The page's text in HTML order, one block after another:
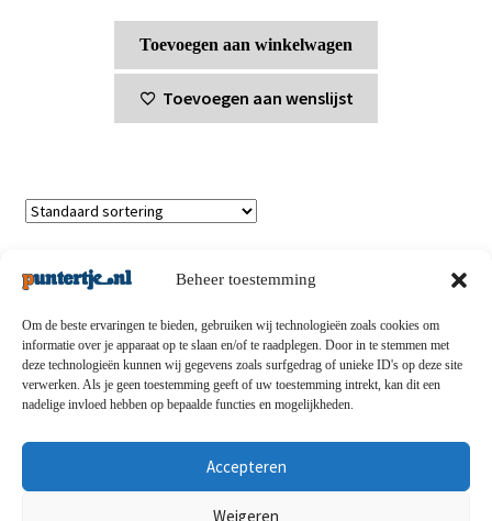
Beheer toestemming
Om de beste ervaringen te bieden, gebruiken wij technologieën zoals cookies om
informatie over je apparaat op te slaan en/of te raadplegen. Door in te stemmen met
deze technologieën kunnen wij gegevens zoals surfgedrag of unieke ID's op deze site
verwerken. Als je geen toestemming geeft of uw toestemming intrekt, kan dit een
nadelige invloed hebben op bepaalde functies en mogelijkheden.
Accepteren
Weigeren
Toevoegen aan winkelwagen
Toevoegen aan wenslijst
Privacybeleid-Verzending en retouren-Algemene
voorwaarden-Disclaimert-Betaalmethoden-Over ons